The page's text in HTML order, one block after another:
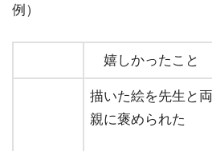
例）
嬉しかったこと
描いた絵を先生と両
親に褒められた